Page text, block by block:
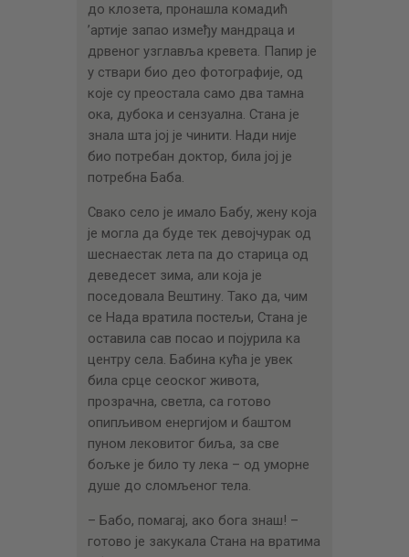
до клозета, пронашла комадић
’артије запао између мандраца и
дрвеног узглавља кревета. Папир је
у ствари био део фотографије, од
које су преостала само два тамна
ока, дубока и сензуална. Стана је
знала шта јој је чинити. Нади није
био потребан доктор, била јој је
потребна Баба.
Свако село је имало Бабу, жену која
је могла да буде тек девојчурак од
шеснаестак лета па до старица од
деведесет зима, али која је
поседовала Вештину. Тако да, чим
се Нада вратила постељи, Стана је
оставила сав посао и појурила ка
центру села. Бабина кућа је увек
била срце сеоског живота,
прозрачна, светла, са готово
опипљивом енергијом и баштом
пуном лековитог биља, за све
бољке је било ту лека – од уморне
душе до сломљеног тела.
– Бабо, помагај, ако бога знаш! –
готово је закукала Стана на вратима